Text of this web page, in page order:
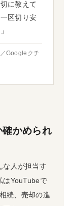
に教えて
区切り安
Googleクチ
かめられ
な人が担当す
はYouTubeで
続、売却の進